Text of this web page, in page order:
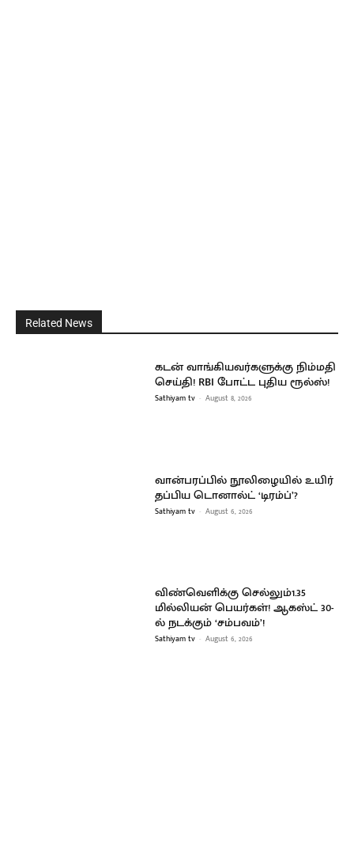
Related News
கடன் வாங்கியவர்களுக்கு நிம்மதி
செய்தி! RBI போட்ட புதிய ரூல்ஸ்!
Sathiyam tv - August 8, 2026
வான்பரப்பில் நூலிழையில் உயிர்
தப்பிய டொனால்ட் ‘டிரம்ப்’?
Sathiyam tv - August 6, 2026
விண்வெளிக்கு செல்லும்1.35
மில்லியன் பெயர்கள்! ஆகஸ்ட் 30-
ல் நடக்கும் ‘சம்பவம்’!
Sathiyam tv - August 6, 2026